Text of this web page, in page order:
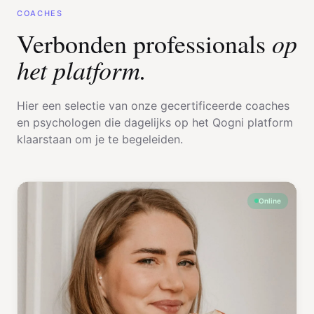
COACHES
Verbonden professionals op
het platform.
Hier een selectie van onze gecertificeerde coaches
en psychologen die dagelijks op het Qogni platform
klaarstaan om je te begeleiden.
Online